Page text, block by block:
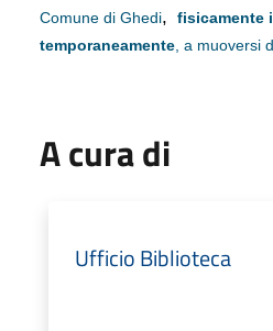
Comune di Ghedi,
fisicamente
temporaneamente , a muoversi
A cura di
Ufficio Biblioteca